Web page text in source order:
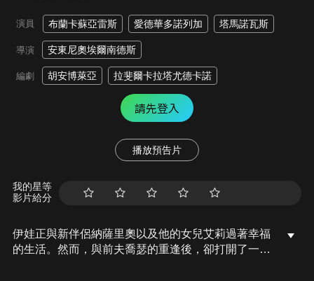
演員 布蘭卡蘇亞雷斯 愛德華多諾列加 塔馬諾瓦斯
導演 安東尼奧埃爾南德斯
編劇 胡安博萊亞 拉斐爾卡拉塔尤德卡諾
請先登入
播放預告片
我的星等
影片給分
伊娃正與新伴侶納薩里奧以及他的女兒艾莉過著幸福
的生活。然而，與前夫喬瑟的重逢後，卻打開了一連